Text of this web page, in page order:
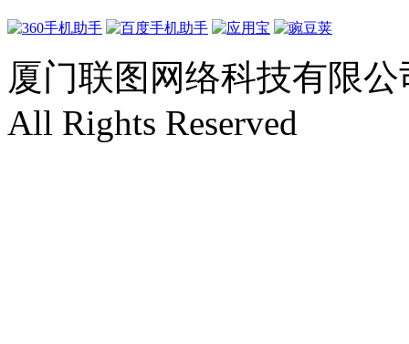
厦门联图网络科技有限公
All Rights Reserved